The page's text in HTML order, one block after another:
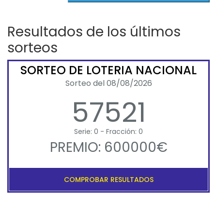
Resultados de los últimos
sorteos
SORTEO DE LOTERIA NACIONAL
Sorteo del 08/08/2026
57521
Serie: 0 - Fracción: 0
PREMIO: 600000€
COMPROBAR RESULTADOS